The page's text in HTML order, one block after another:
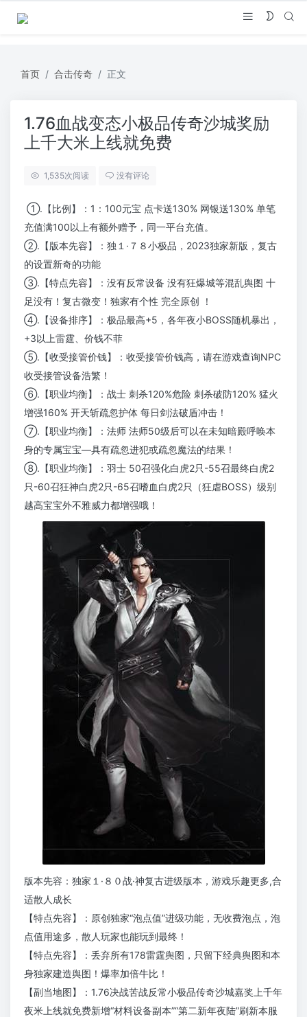
首页 合击传奇 正文
1.76血战变态小极品传奇沙城奖励
上千大米上线就免费
1,535次阅读 没有评论
①.【比例】：1：100元宝 点卡送130% 网银送130% 单笔
充值满100以上有额外赠予，同一平台充值。
②.【版本先容】：独１·７８小极品，2023独家新版，复古
的设置新奇的功能
③.【特点先容】：没有反常设备 没有狂爆城等混乱舆图 十
足没有！复古微变！独家有个性 完全原创 ！
④.【设备排序】：极品最高+5，各年夜小BOSS随机暴出，
+3以上雷霆、价钱不菲
⑤.【收受接管价钱】：收受接管价钱高，请在游戏查询NPC
收受接管设备浩繁！
⑥.【职业均衡】：战士 刺杀120%危险 刺杀破防120% 猛火
增强160% 开天斩疏忽护体 每日剑法破盾冲击！
⑦.【职业均衡】：法师 法师50级后可以在未知暗殿呼唤本
身的专属宝宝—具有疏忽进犯或疏忽魔法的结果！
⑧.【职业均衡】：羽士 50召强化白虎2只-55召最终白虎2
只-60召狂神白虎2只-65召嗜血白虎2只（狂虐BOSS）级别
越高宝宝外不雅威力都增强哦！
版本先容：独家１·８０战·神复古进级版本，游戏乐趣更多,合
适散人成长
【特点先容】：原创独家“泡点值”进级功能，无收费泡点，泡
点值用途多，散人玩家也能玩到最终！
【特点先容】：丢弃所有178雷霆舆图，只留下经典舆图和本
身独家建造舆图！爆率加倍牛比！
【副当地图】：1.76决战苦战反常小极品传奇沙城嘉奖上千年
夜米上线就免费新增“材料设备副本”“第二新年夜陆”刷新本服